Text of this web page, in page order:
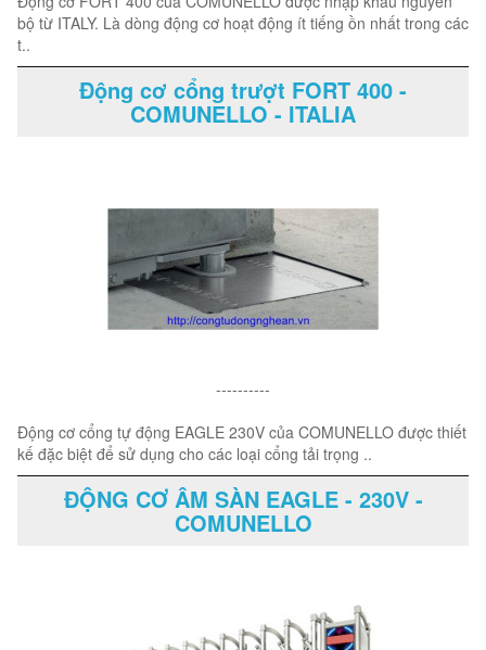
bộ từ ITALY. Là dòng động cơ hoạt động ít tiếng ồn nhất trong các
t..
Động cơ cổng trượt FORT 400 -
COMUNELLO - ITALIA
----------
Động cơ cổng tự động EAGLE 230V của COMUNELLO được thiết
kế đặc biệt để sử dụng cho các loại cổng tải trọng ..
ĐỘNG CƠ ÂM SÀN EAGLE - 230V -
COMUNELLO